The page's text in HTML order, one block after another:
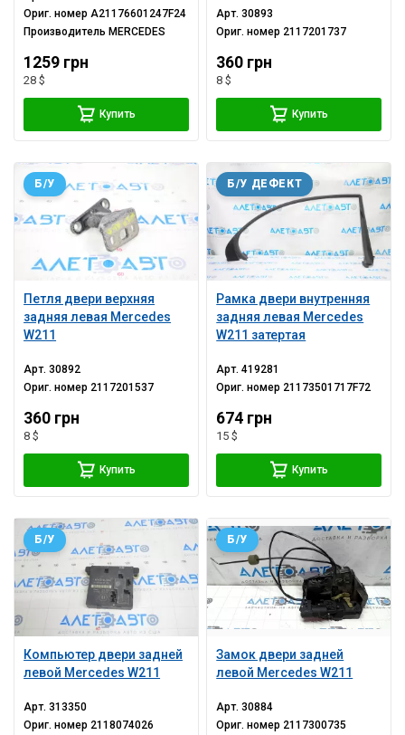
Ориг. номерA21176601247F24
Производитель MERCEDES
1259 грн
28 $
Купить
Арт.30893
Ориг. номер 2117201737
360 грн
8 $
Купить
Петля двери верхняя
задняя левая Mercedes
W211
Б/У
Арт.30892
Ориг. номер 2117201537
360 грн
8 $
Купить
Рамка двери внутренняя
задняя левая Mercedes
W211 затертая
Б/У ДЕФЕКТ
Арт.419281
Ориг. номер 21173501717F72
674 грн
15 $
Купить
Компьютер двери задней
левой Mercedes W211
Б/У
Арт.313350
Ориг. номер 2118074026
Замок двери задней
левой Mercedes W211
Б/У
Арт.30884
Ориг. номер 2117300735